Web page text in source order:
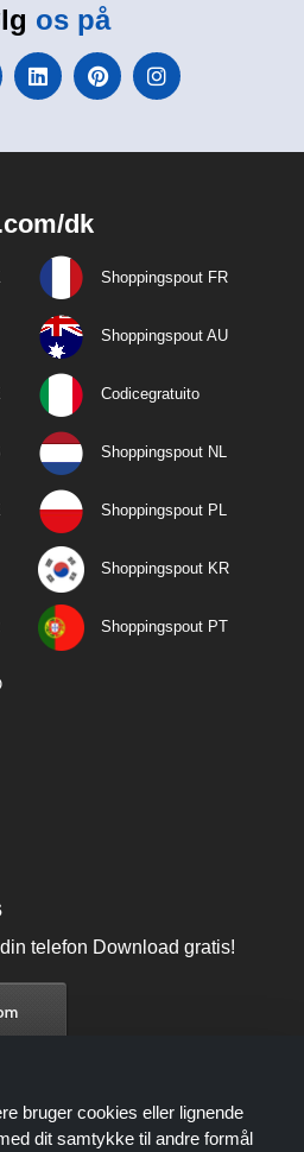
os på
dk
Shoppingspout FR
Shoppingspout AU
Codicegratuito
Shoppingspout NL
Shoppingspout PL
Shoppingspout KR
Shoppingspout PT
telefon Download gratis!
bruger cookies eller lignende
dit samtykke til andre formål